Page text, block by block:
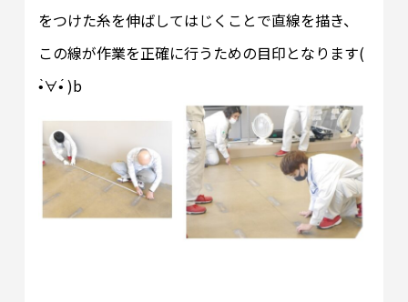
をつけた糸を伸ばしてはじくことで直線を描き、
この線が作業を正確に行うための目印となります(
•̀∀•́ )b